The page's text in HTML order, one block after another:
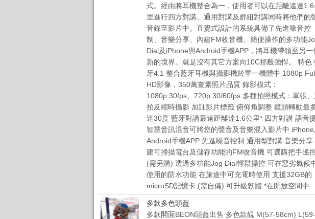
式。經由將耳機整合為一，使用者可以在距離遠達
里進行四方對講、通用對講及群組對講同時將他們的
音錄至影片中。直覺式設計的系統具備了先進噪音控
制、音樂分享、內建FM收音機、簡便操作的多功能
Dial及iPhone與Android手機APP，將耳機帶領至另一
新的境界。就是沒有其它方案向10C那般強悍。 特色
牙4.1 整合藍牙耳機與攝影機於單一機體中 1080p
HD影像，350萬畫素照片品質 錄影模式：
1080p:30fps、720p:30/60fps 多種拍照模式：單張、
拍及縮時攝影 加註影片標籤 俯仰角調整 鏡頭轉動最
達30度 藍牙對講最遠距離達1.6公里* 四方對講 語音
智慧音訊混音可將您的聲音及音樂混入影片中 iPhone
Android手機APP 先進噪音控制 通用型對講 音樂分享
建可掃描電台及儲存功能的FM收音機 可選購把手遙
(需另購) 透過多功能Jog Dial輕鬆操控 可在惡劣氣候
使用的防水功能 在旅途中可充電時使用 支援32GB的
microSD記憶卡 (需自備) 可升級韌體 *在開放空間中
多款多色頭盔
多款開面BEON頭盔出售 多色款靚 M(57-58cm) L(59-